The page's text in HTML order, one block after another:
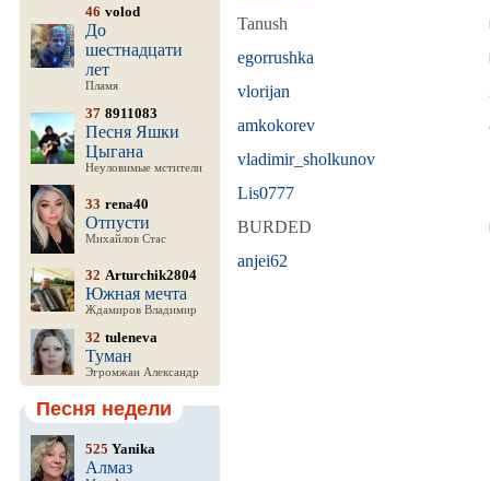
46 volod
До
шестнадцати
лет
Пламя
37 8911083
Песня Яшки
Цыгана
Неуловимые мстители
33 rena40
Отпусти
Михайлов Стас
32 Arturchik2804
Южная мечта
Ждамиров Владимир
32 tuleneva
Туман
Эгромжан Александр
Песня недели
525 Yanika
Алмаз
Tanush
egorrushka
vlorijan
amkokorev
vladimir_sholkunov
Lis0777
BURDED
anjei62